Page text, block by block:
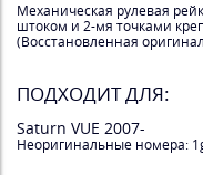
Механическая рулевая
штоком и 2-мя точками
(Восстановленная
ПОДХОДИТ ДЛЯ:
Saturn VUE 2007-
Неоригинальные номера: